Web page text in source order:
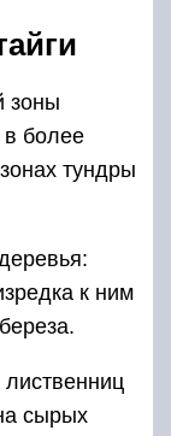
зоны
в более
тундры
к ним
сырых